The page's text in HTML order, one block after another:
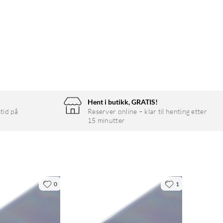
på
Hent i butikk, GRATIS!
Reserver online – klar til henting etter
15 minutter
0 1